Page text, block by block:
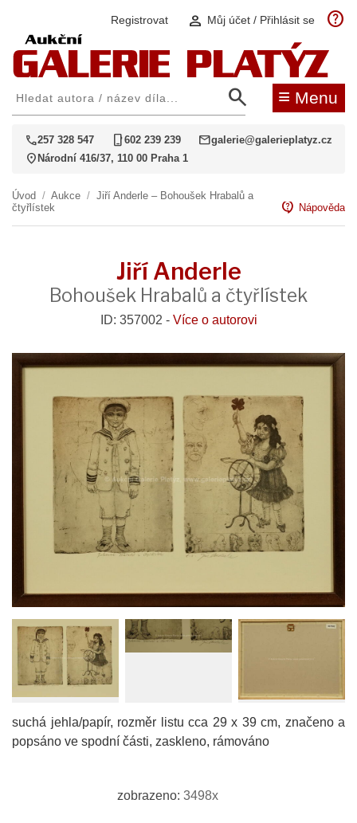
Registrovat person Můj účet / Přihlásit se help
search ≡ Menu
call257 328 547 phone_iphone602 239 239 mailgalerie@galerieplatyz.cz
location_on Národní 416/37, 110 00 Praha 1
Úvod / Aukce / Jiří Anderle – Bohoušek Hrabalů a
čtyřlístek
contact_support Nápověda
Jiří Anderle
Bohoušek Hrabalů a čtyřlístek
ID: 357002 - Více o autorovi
suchá jehla/papír, rozměr listu cca 29 x 39 cm, značeno a
popsáno ve spodní části, zaskleno, rámováno
zobrazeno: 3498x